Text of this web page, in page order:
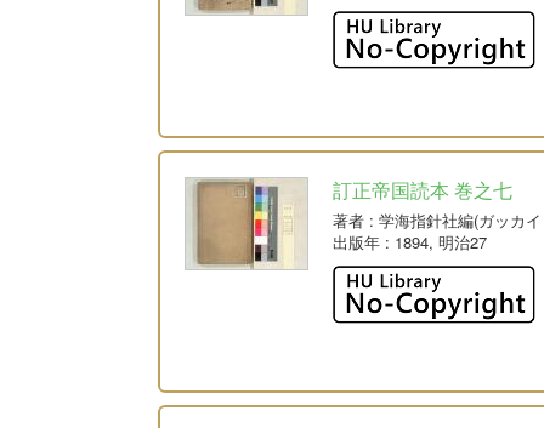
訂正帝国読本 巻之七
著者 : 学海指針社編(ガッカ
出版年 : 1894, 明治27